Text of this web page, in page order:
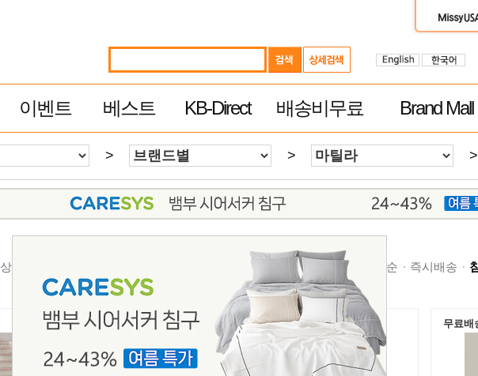
이벤트 베스트 KB-Direct 배송비무료 Brand Mall
> > >
상품명순 제품평 많은순 빠른 배송순 추천순 즉시배송
무료배송 무료배